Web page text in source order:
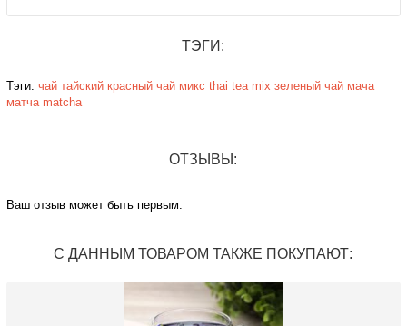
ТЭГИ:
Тэги: чай тайский красный чай микс thai tea mix зеленый чай мача
матча matcha
ОТЗЫВЫ:
Ваш отзыв может быть первым.
С ДАННЫМ ТОВАРОМ ТАКЖЕ ПОКУПАЮТ: